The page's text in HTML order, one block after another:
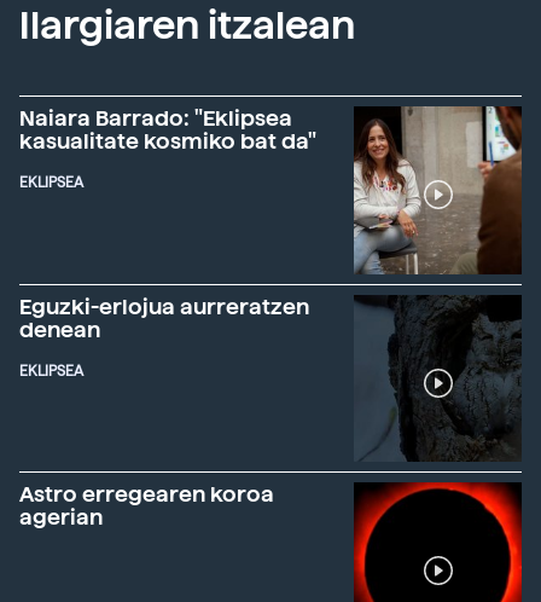
Ilargiaren itzalean
Naiara Barrado: "Eklipsea
kasualitate kosmiko bat da"
EKLIPSEA
Eguzki-erlojua aurreratzen
denean
EKLIPSEA
Astro erregearen koroa
agerian